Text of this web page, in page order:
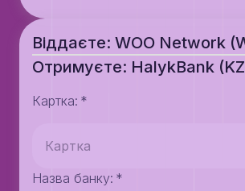
Віддаєте: WOO Network
Отримуєте: HalykBank
Картка: *
Назва банку: *